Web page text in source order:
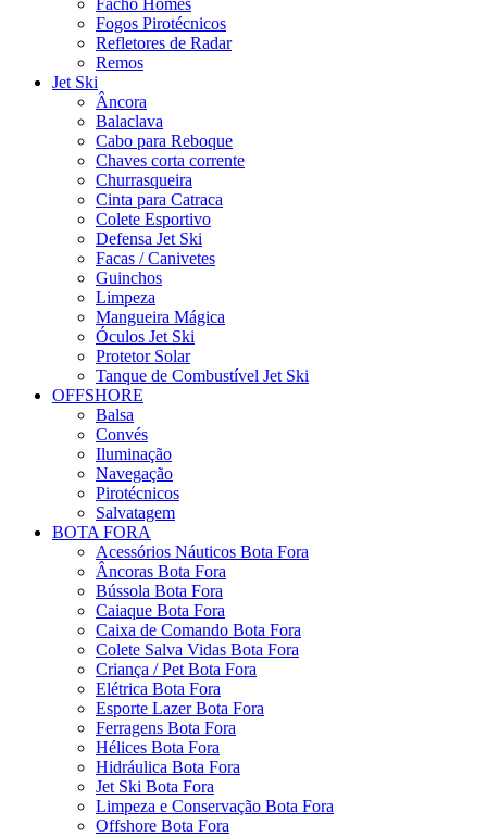
Fogos Pirotécnicos
Refletores de Radar
Remos
Jet Ski
Âncora
Balaclava
Cabo para Reboque
Chaves corta corrente
Churrasqueira
Cinta para Catraca
Colete Esportivo
Defensa Jet Ski
Facas / Canivetes
Guinchos
Limpeza
Mangueira Mágica
Óculos Jet Ski
Protetor Solar
Tanque de Combustível Jet Ski
OFFSHORE
Balsa
Convés
Iluminação
Navegação
Pirotécnicos
Salvatagem
BOTA FORA
Acessórios Náuticos Bota Fora
Âncoras Bota Fora
Bússola Bota Fora
Caiaque Bota Fora
Caixa de Comando Bota Fora
Colete Salva Vidas Bota Fora
Criança / Pet Bota Fora
Elétrica Bota Fora
Esporte Lazer Bota Fora
Ferragens Bota Fora
Hélices Bota Fora
Hidráulica Bota Fora
Jet Ski Bota Fora
Limpeza e Conservação Bota Fora
Offshore Bota Fora